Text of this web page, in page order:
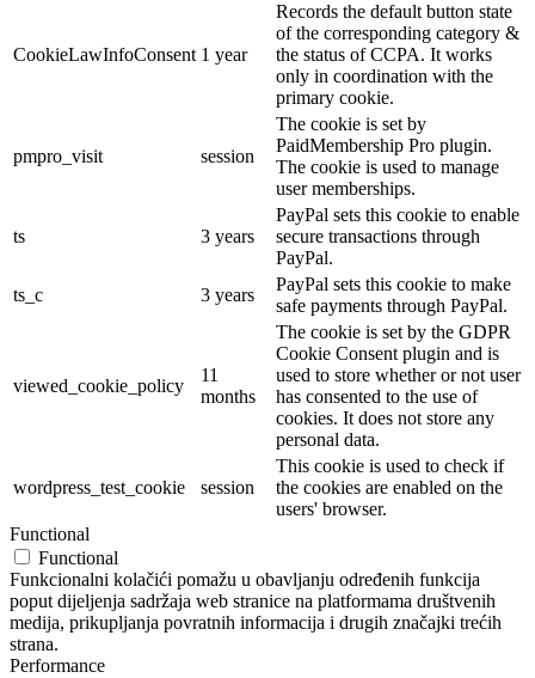
CookieLawInfoConsent 1 year
Records the default button state
of the corresponding category &
the status of CCPA. It works
only in coordination with the
primary cookie.
pmpro_visit session
The cookie is set by
PaidMembership Pro plugin.
The cookie is used to manage
user memberships.
ts 3 years
PayPal sets this cookie to enable
secure transactions through
PayPal.
ts_c
3 years
PayPal sets this cookie to make
safe payments through PayPal.
viewed_cookie_policy
11
months
The cookie is set by the GDPR
Cookie Consent plugin and is
used to store whether or not user
has consented to the use of
cookies. It does not store any
personal data.
wordpress_test_cookie session
This cookie is used to check if
the cookies are enabled on the
users' browser.
Functional
Functional
Funkcionalni kolačići pomažu u obavljanju određenih funkcija
poput dijeljenja sadržaja web stranice na platformama društvenih
medija, prikupljanja povratnih informacija i drugih značajki trećih
strana.
Performance